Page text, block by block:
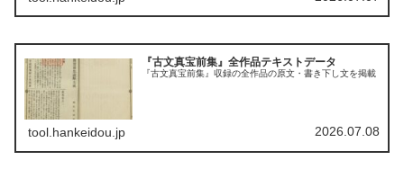
『古文真宝前集』全作品テキストデータ
『古文真宝前集』収録の全作品の原文・書き下し文を掲載
tool.hankeidou.jp 2026.07.08